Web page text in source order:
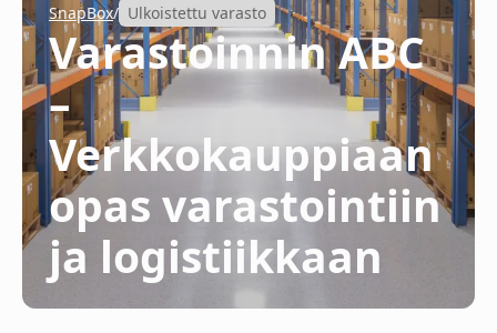
SnapBox/ Ulkoistettu varasto
Varastoinnin ABC
–
Verkkokauppiaan
opas varastointiin
ja logistiikkaan